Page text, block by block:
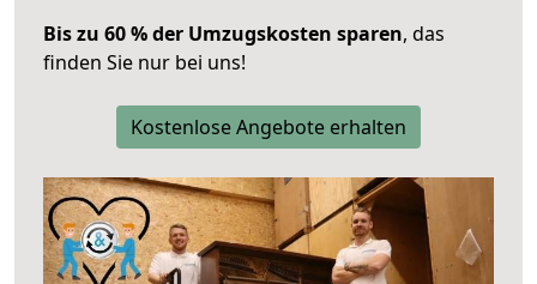
Bis zu 60 % der Umzugskosten sparen, das
finden Sie nur bei uns!
Kostenlose Angebote erhalten